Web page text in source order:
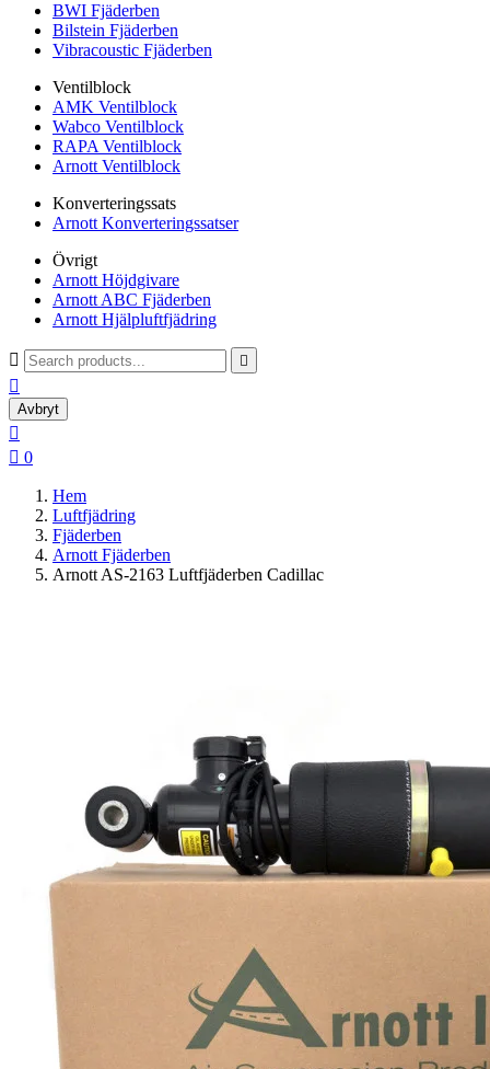
BWI Fjäderben
Bilstein Fjäderben
Vibracoustic Fjäderben
Ventilblock
AMK Ventilblock
Wabco Ventilblock
RAPA Ventilblock
Arnott Ventilblock
Konverteringssats
Arnott Konverteringssatser
Övrigt
Arnott Höjdgivare
Arnott ABC Fjäderben
Arnott Hjälpluftfjädring
 

Avbryt

 0
Hem
Luftfjädring
Fjäderben
Arnott Fjäderben
Arnott AS-2163 Luftfjäderben Cadillac